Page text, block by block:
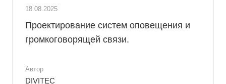
18.08.2025
Проектирование систем оповещения и
громкоговорящей связи.
Автор
DIVITEC